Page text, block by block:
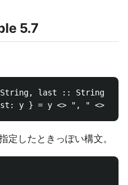
5.7
last :: String } -
したときっぽい構文。